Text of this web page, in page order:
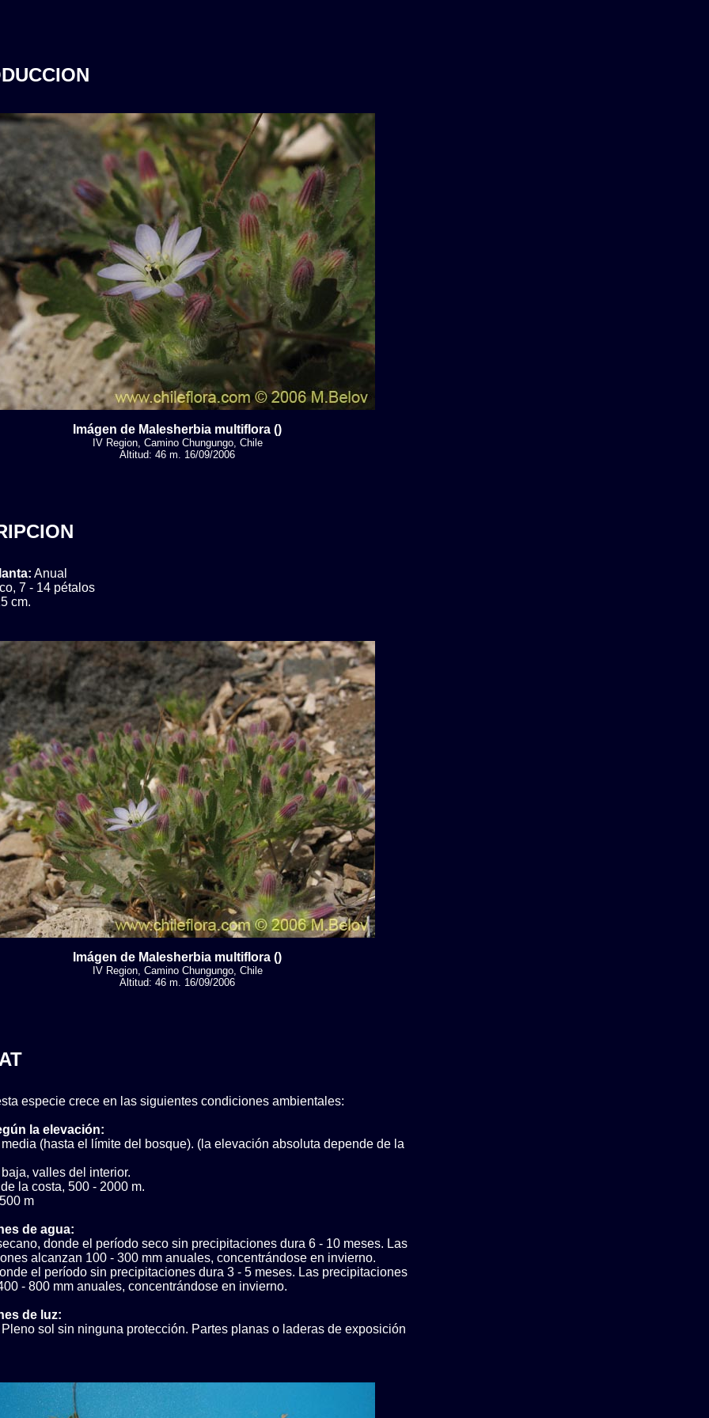
Imágen de Malesherbia multiflora ()
IV Region, Camino Chungungo, Chile
Altitud: 46 m. 16/09/2006
Anual
7 - 14 pétalos
cm.
Imágen de Malesherbia multiflora ()
IV Region, Camino Chungungo, Chile
Altitud: 46 m. 16/09/2006
especie crece en las siguientes condiciones ambientales:
la elevación:
(hasta el límite del bosque). (la elevación absoluta depende de la
valles del interior.
la costa, 500 - 2000 m.
m
de agua:
donde el período seco sin precipitaciones dura 6 - 10 meses. Las
alcanzan 100 - 300 mm anuales, concentrándose en invierno.
el período sin precipitaciones dura 3 - 5 meses. Las precipitaciones
- 800 mm anuales, concentrándose en invierno.
de luz:
sol sin ninguna protección. Partes planas o laderas de exposición